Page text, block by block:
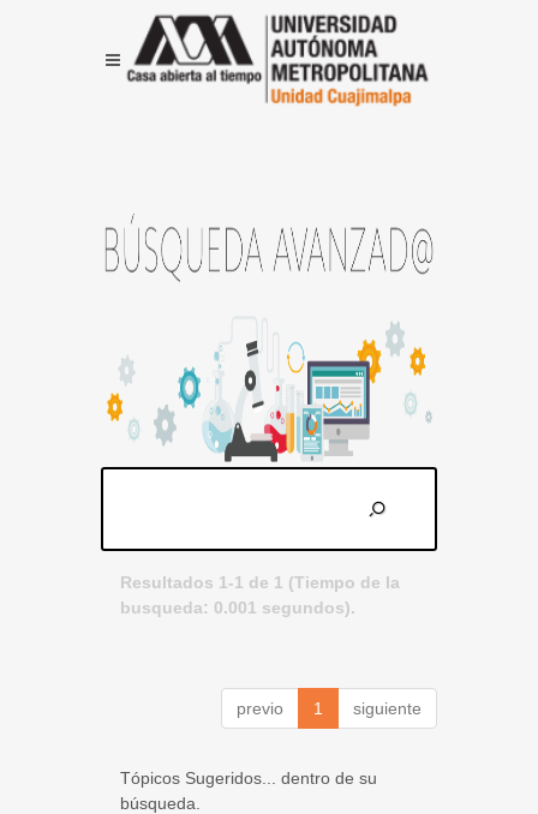
Resultados 1-1 de 1 (Tiempo de la
busqueda: 0.001 segundos).
previo 1 siguiente
Tópicos Sugeridos... dentro de su
búsqueda.